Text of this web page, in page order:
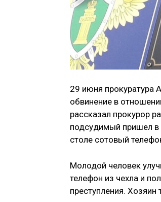
29 июня прокуратура
обвинение в
рассказал прокурор
подсудимый пришел в
столе сотовый
Молодой человек
телефон из чехла и
преступления.